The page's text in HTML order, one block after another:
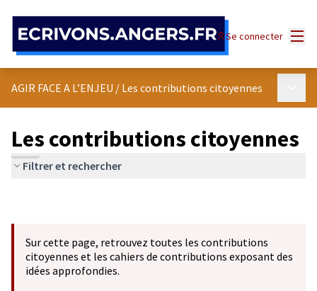
Se connecter
AGIR FACE A L’ENJEU / Les contributions citoyennes
Les contributions citoyennes
Filtrer et rechercher
Sur cette page, retrouvez toutes les contributions
citoyennes et les cahiers de contributions exposant des
idées approfondies.